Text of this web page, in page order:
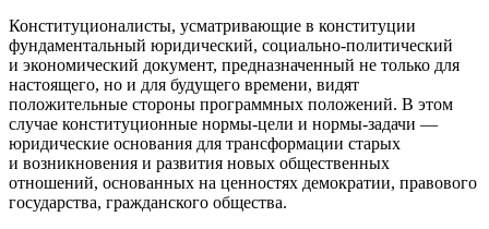
Конституционалисты, усматривающие в конституции
фундаментальный юридический, социально-политический
и экономический документ, предназначенный не только для
настоящего, но и для будущего времени, видят
положительные стороны программных положений. В этом
случае конституционные нормы-цели и нормы-задачи —
юридические основания для трансформации старых
и возникновения и развития новых общественных
отношений, основанных на ценностях демократии, правового
государства, гражданского общества.